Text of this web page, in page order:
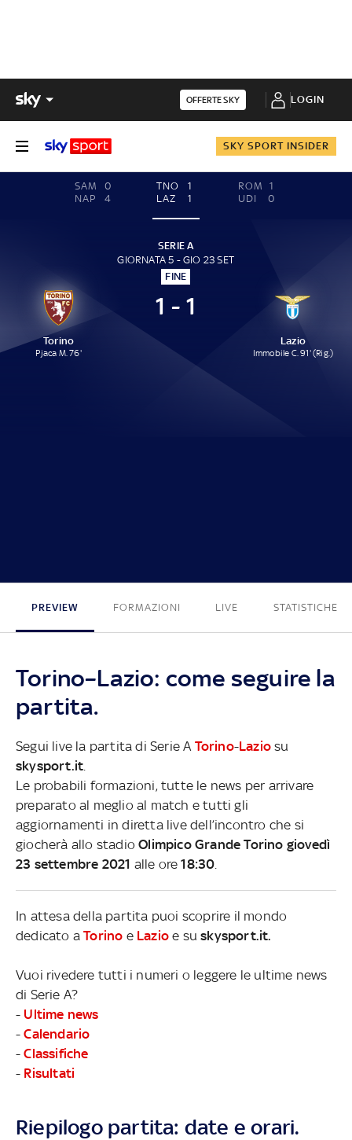
OFFERTE SKY LOGIN
SKY SPORT INSIDER
SAM
0
NAP
4
TNO
1
LAZ
1
ROM
1
UDI
0
SERIE A
GIORNATA 5 - GIO 23 SET
FINE
Torino
Pjaca M. 76'
1 - 1
Lazio
Immobile C. 91' (Rig.)
PREVIEW FORMAZIONI LIVE STATISTICHE
Torino–Lazio: come seguire la
partita.
Segui live la partita di Serie A Torino-Lazio su
skysport.it
Le probabili formazioni, tutte le news per arrivare
preparato al meglio al match e tutti gli
aggiornamenti in diretta live dell’incontro che si
giocherà allo stadioOlimpico Grande Torino giovedì
23 settembre 2021 alle ore18:30
In attesa della partita puoi scoprire il mondo
dedicato aTorino e Lazio e suskysport.it.
Vuoi rivedere tutti i numeri o leggere le ultime news
di Serie A?
- Ultime news
-Calendario
-Classifiche
- Risultati
Riepilogo partita: date e orari.